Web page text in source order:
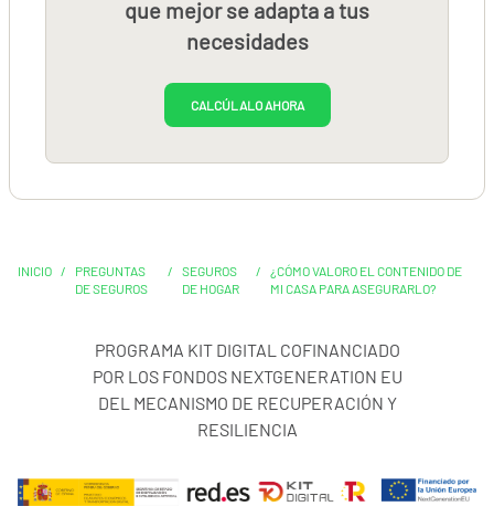
que mejor se adapta a tus
necesidades
CALCÚLALO AHORA
INICIO /
PREGUNTAS
DE SEGUROS
/
SEGUROS
DE HOGAR
/
¿CÓMO VALORO EL CONTENIDO DE
MI CASA PARA ASEGURARLO?
PROGRAMA KIT DIGITAL COFINANCIADO
POR LOS FONDOS NEXTGENERATION EU
DEL MECANISMO DE RECUPERACIÓN Y
RESILIENCIA